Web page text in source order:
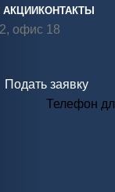
АКЦИИ КОНТАКТЫ
офис 18
Подать заявку
Телефон